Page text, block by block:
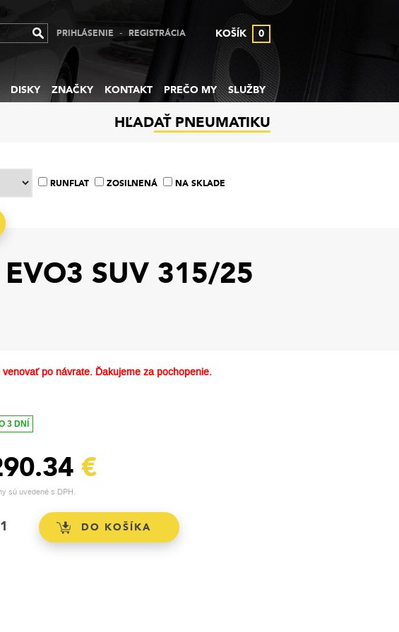
PRIHLÁSENIE - REGISTRÁCIA KOŠÍK 0
DISKY ZNAČKY KONTAKT PREČO MY SLUŽBY
HĽADAŤ PNEUMATIKU
RUNFLAT ZOSILNENÁ NA SKLADE
SUV 315/25
po návrate. Ďakujeme za pochopenie.
3 DNÍ
€
sú uvedené s DPH.